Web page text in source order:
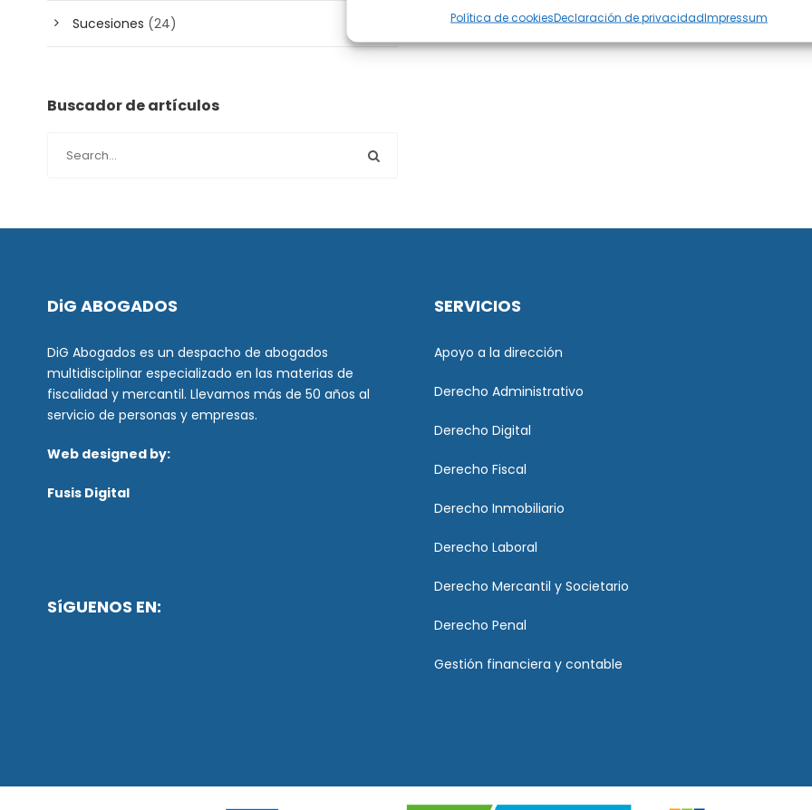
Política de cookiesDeclaración de privacidadImpressum
Sucesiones (24)
Buscador de artículos
DiG ABOGADOS
DiG Abogados es un despacho de abogados
multidisciplinar especializado en las materias de
fiscalidad y mercantil. Llevamos más de 50 años al
servicio de personas y empresas.
Web designed by:
Fusis Digital
SíGUENOS EN:
SERVICIOS
Apoyo a la dirección
Derecho Administrativo
Derecho Digital
Derecho Fiscal
Derecho Inmobiliario
Derecho Laboral
Derecho Mercantil y Societario
Derecho Penal
Gestión financiera y contable